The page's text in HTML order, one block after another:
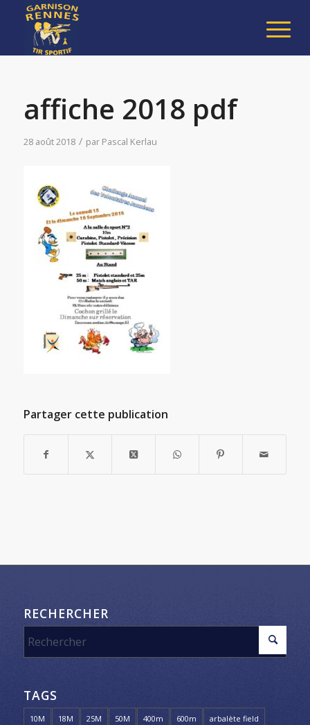
affiche 2018 pdf
28 août 2018 / par Pascal Kerlau
Partager cette publication
RECHERCHER
TAGS
10M 18M 25M 50M 400m 600m arbalète field